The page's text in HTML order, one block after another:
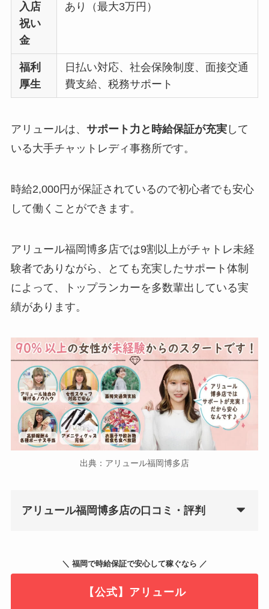
入店
祝い
金
あり（最大3万円）
福利
厚生
日払い対応、社会保険制度、面接交通
費支給、税務サポート
アリュールは、 サポート力と時給保証が充実して
いる大手チャットレディ事務所です。
時給2,000円が保証されているので初心者でも安心
して働くことができます。
アリュール福岡博多店では9割以上がチャトレ未経
験者でありながら、とても充実したサポート体制
によって、トップランカーを多数輩出している実
績があります。
出典：アリュール福岡博多店
アリュール福岡博多店の口コミ・評判
＼ 福岡で時給保証で安心して稼ぐなら ／
【公式】アリュール